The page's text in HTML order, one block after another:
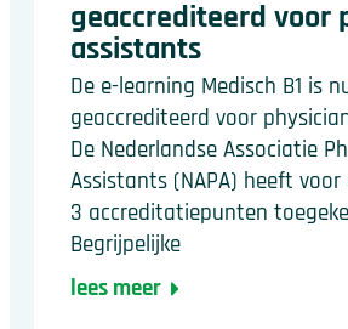
geaccrediteerd voor
assistants
De e-learning Medisch B1 is
geaccrediteerd voor
De Nederlandse Associatie
Assistants (NAPA) heeft
3 accreditatiepunten
Begrijpelijke
lees meer